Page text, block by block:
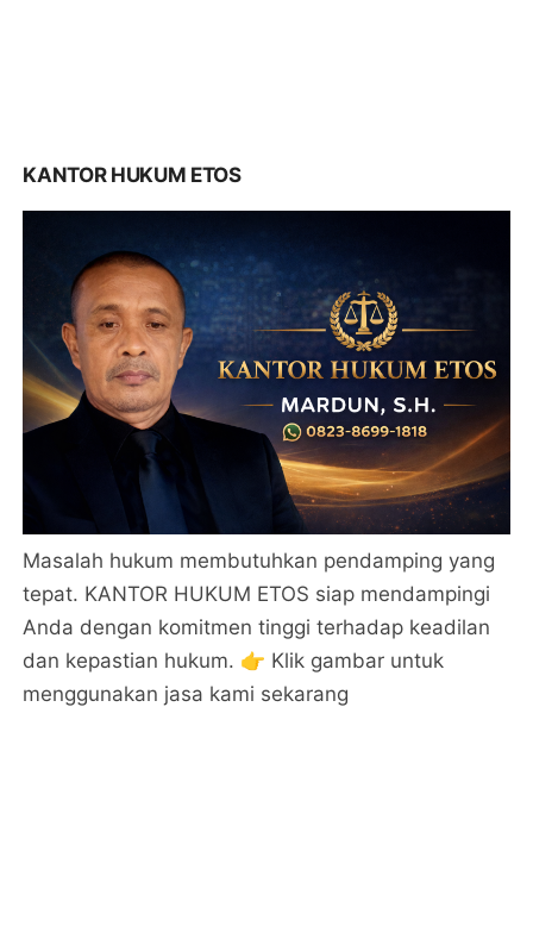
KANTOR HUKUM ETOS
Masalah hukum membutuhkan pendamping yang
tepat. KANTOR HUKUM ETOS siap mendampingi
Anda dengan komitmen tinggi terhadap keadilan
dan kepastian hukum. 👉 Klik gambar untuk
menggunakan jasa kami sekarang